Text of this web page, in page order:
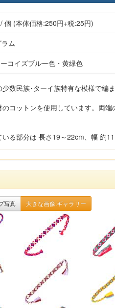
/ 個 (本体価格:250円+税:25円)
ム
コイズブルー色・黄緑色
数民族･ターイ族特有な模様で編
コットンを使用しています。両
る部分は 長さ19～22cm、幅 約
写真 大きな画像:ギャラリー